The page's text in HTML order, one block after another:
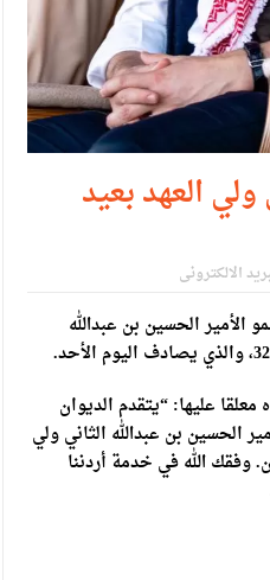
ولي العهد بعيد
الالكترونى
الأمير الحسين بن عبدالله
عليها: “يتقدم الديوان
الحسين بن عبدالله الثاني ولي
وفقك الله في خدمة أردننا